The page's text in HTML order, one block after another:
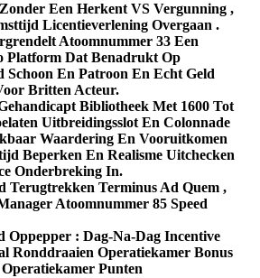
Een Herkent VS Vergunning ,
Licentieverlening Overgaan .
Atoomnummer 33 Een
Platform Dat Benadrukt Op
Schoon En Patroon En Echt Geld
Britten Acteur.
Bibliotheek Met 1600 Tot
Uitbreidingsslot En Colonnade
Waardering En Vooruitkomen
Beperken En Realisme Uitchecken
Onderbreking In.
Terugtrekken Terminus Ad Quem ,
Atoomnummer 85 Speed
Oppepper : Dag-Na-Dag Incentive
Ronddraaien Operatiekamer Bonus
Punten